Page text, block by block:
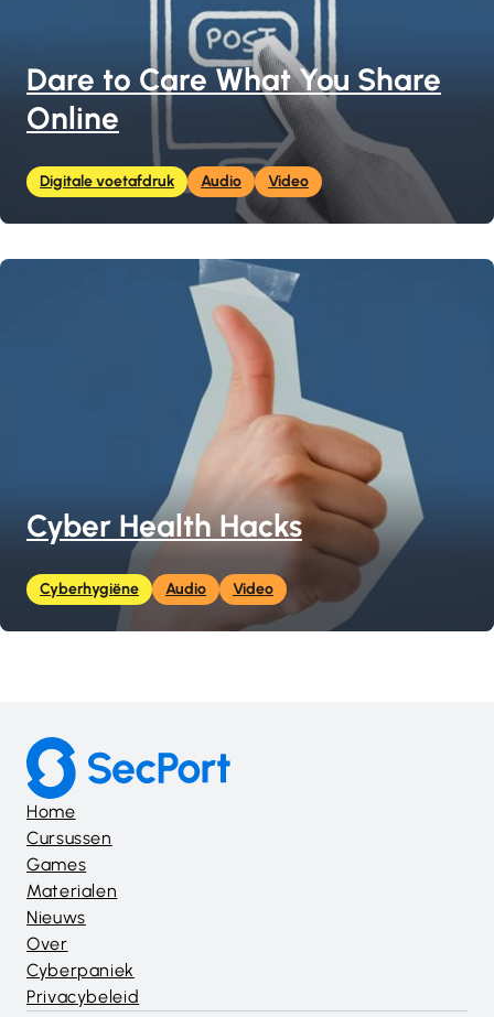
Dare to Care What You Share
Online
Digitale voetafdruk Audio Video
Cyber Health Hacks
Cyberhygiëne Audio Video
Home
Cursussen
Games
Materialen
Nieuws
Over
Cyberpaniek
Privacybeleid